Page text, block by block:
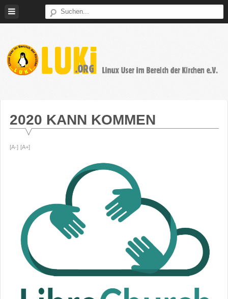
Bereich
Kirchen
2020 KANN KOMMEN
[A-] [A+]